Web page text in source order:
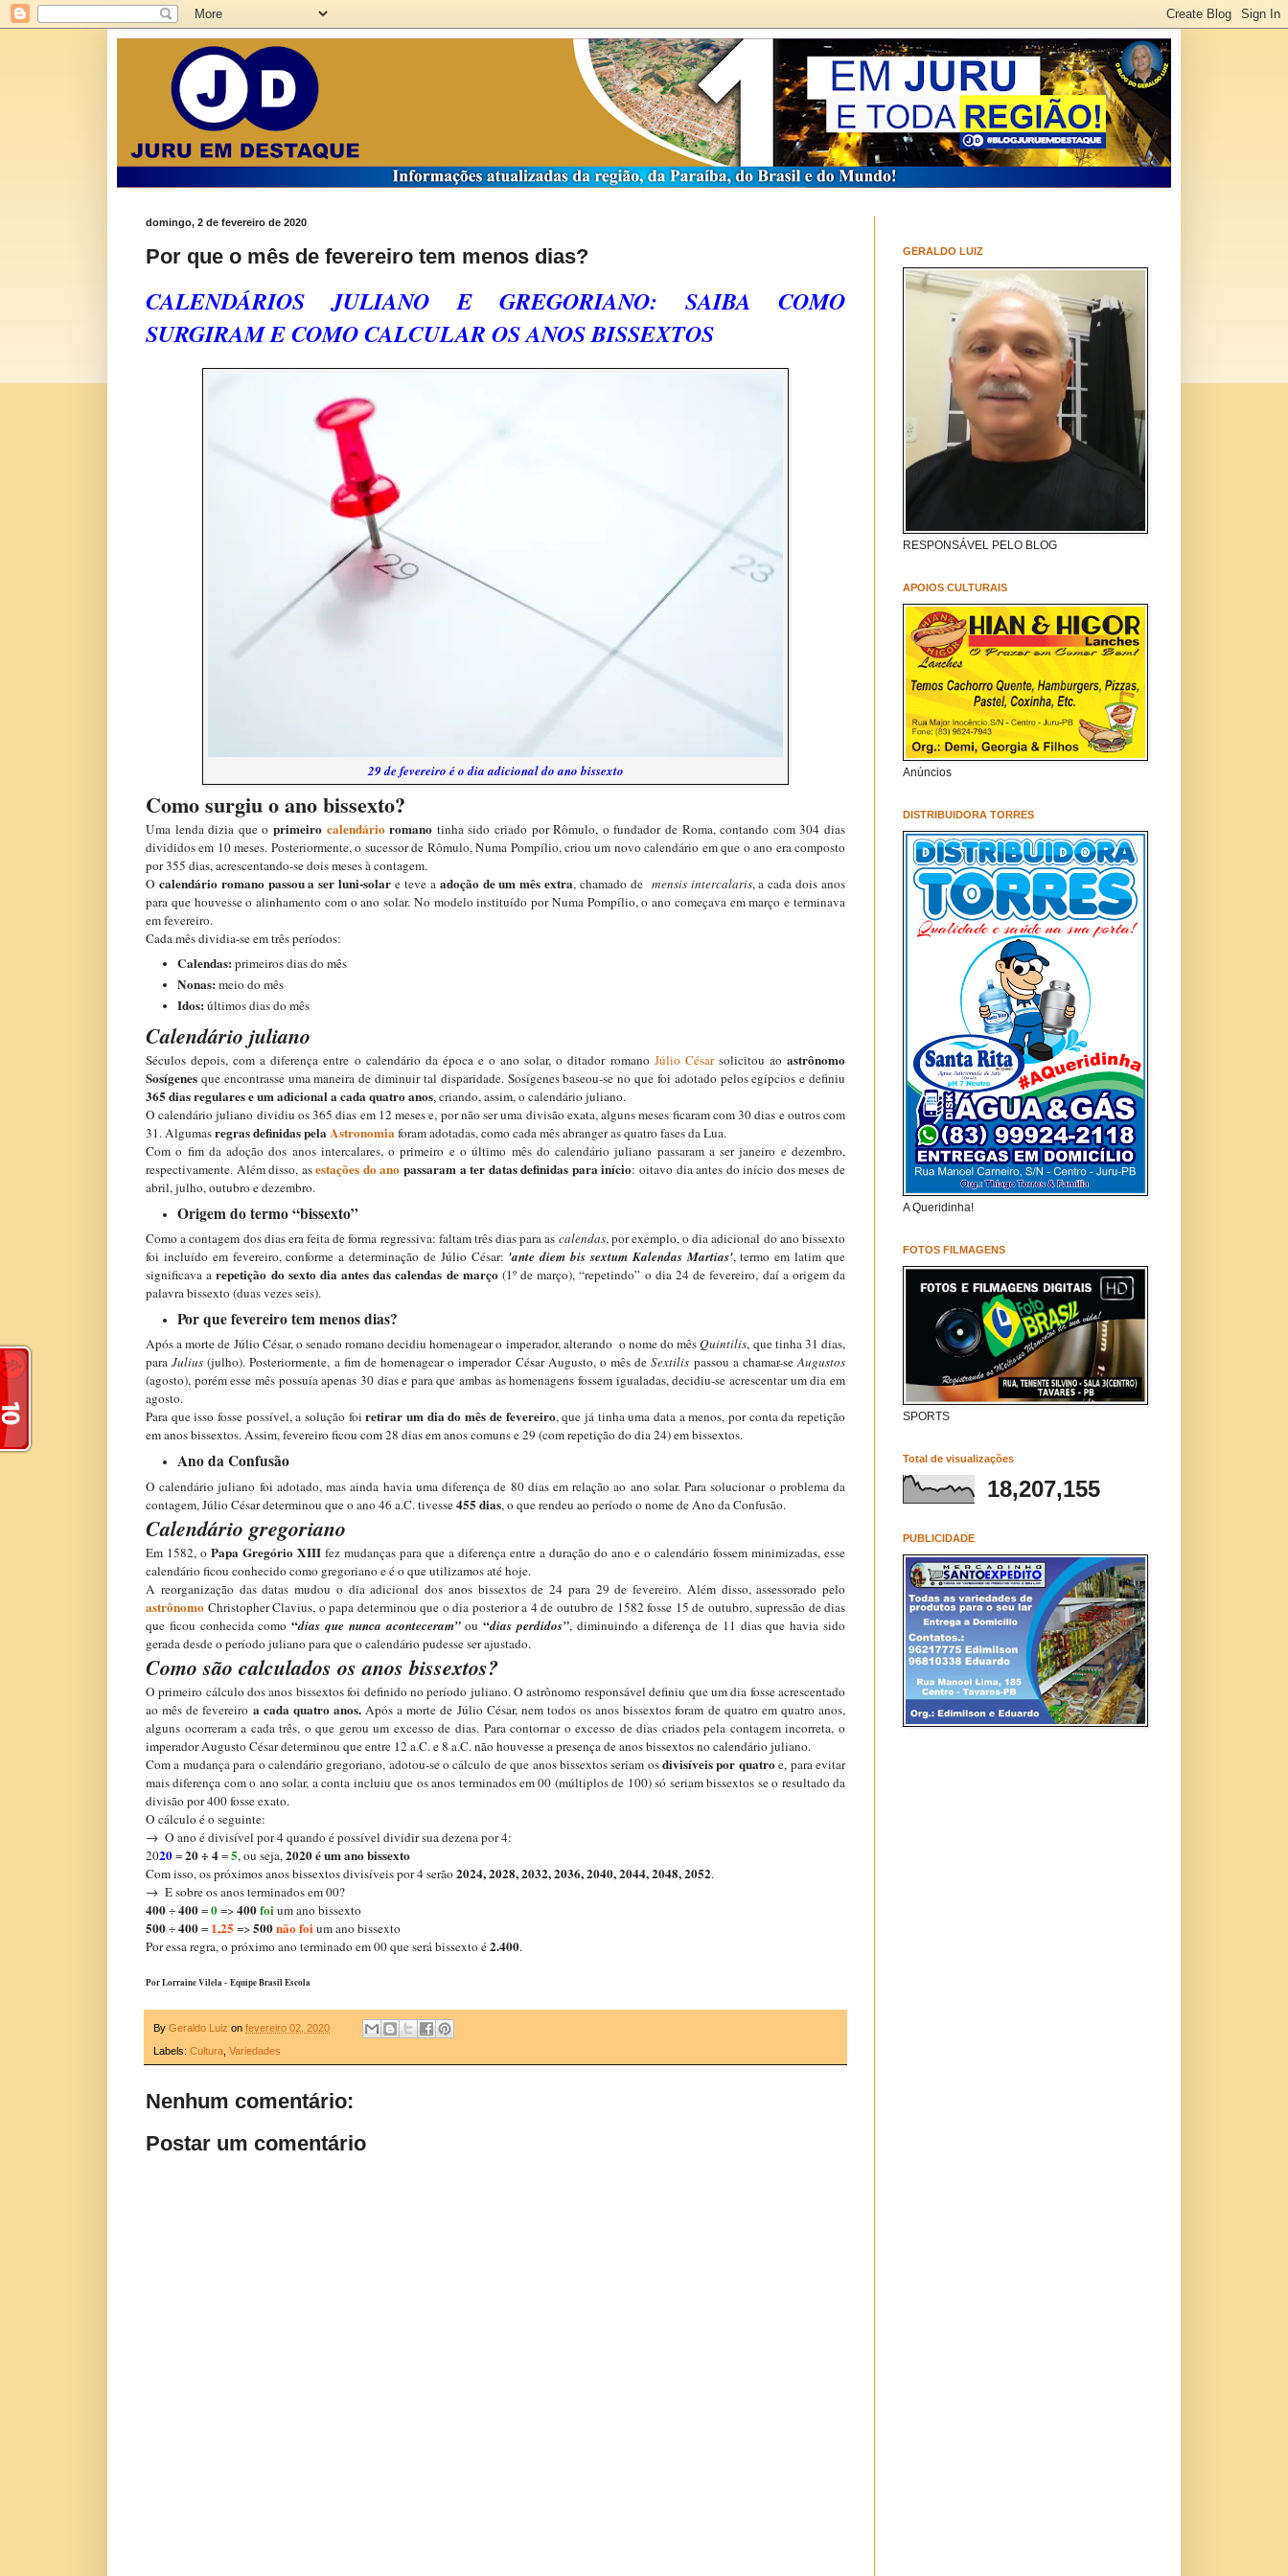
domingo, 2 de fevereiro de 2020
Por que o mês de fevereiro tem menos dias?
CALENDÁRIOS JULIANO E GREGORIANO: SAIBA COMO
SURGIRAM E COMO CALCULAR OS ANOS BISSEXTOS
29 de fevereiro é o dia adicional do ano bissexto
Como surgiu o ano bissexto?
Uma lenda dizia que o primeiro calendárioromano tinha sido criado por Rômulo, o fundador de Roma, contando com 304 dias
divididos em 10 meses. Posteriormente, o sucessor de Rômulo, Numa Pompílio, criou um novo calendário em que o ano era composto
por 355 dias, acrescentando-se dois meses à contagem.
O calendário romano passou a ser luni-solar e teve a adoção de um mês extra, chamado de mensis intercalaris, a cada dois anos
para que houvesse o alinhamento com o ano solar. No modelo instituído por Numa Pompílio, o ano começava em março e terminava
em fevereiro.
Cada mês dividia-se em três períodos:
Calendas:primeiros dias do mês
Nonas:meio do mês
Idos:últimos dias do mês
Calendário juliano
Séculos depois, com a diferença entre o calendário da época e o ano solar, o ditador romano Júlio Césarsolicitou aoastrônomo
Sosígenes que encontrasse uma maneira de diminuir tal disparidade. Sosígenes baseou-se no que foi adotado pelos egípcios e definiu
365 dias regulares e um adicional a cada quatro anos, criando, assim, o calendário juliano.
O calendário juliano dividiu os 365 dias em 12 meses e, por não ser uma divisão exata, alguns meses ficaram com 30 dias e outros com
31. Algumasregras definidas pelaAstronomiaforam adotadas, como cada mês abranger as quatro fases da Lua.
Com o fim da adoção dos anos intercalares, o primeiro e o último mês do calendário juliano passaram a ser janeiro e dezembro,
respectivamente. Além disso, asestações do ano passaram a ter datas definidas para início: oitavo dia antes do início dos meses de
abril, julho, outubro e dezembro.
Origem do termo “bissexto”
Como a contagem dos dias era feita de forma regressiva: faltam três dias para as calendas, por exemplo, o dia adicional do ano bissexto
foi incluído em fevereiro, conforme a determinação de Júlio César: 'ante diem bis sextum Kalendas Martias', termo em latim que
significava arepetição do sexto dia antes das calendas de março(1º de março), “repetindo” o dia 24 de fevereiro, daí a origem da
palavra bissexto (duas vezes seis).
Por que fevereiro tem menos dias?
Após a morte de Júlio César, o senado romano decidiu homenagear o imperador, alterando o nome do mêsQuintilis, que tinha 31 dias,
paraJulius (julho). Posteriormente, a fim de homenagear o imperador César Augusto, o mês deSextilis passou a chamar-seAugustos
(agosto), porém esse mês possuía apenas 30 dias e para que ambas as homenagens fossem igualadas, decidiu-se acrescentar um dia em
agosto.
Para que isso fosse possível, a solução foiretirar um dia do mês de fevereiro, que já tinha uma data a menos, por conta da repetição
em anos bissextos. Assim, fevereiro ficou com 28 dias em anos comuns e 29 (com repetição do dia 24) em bissextos.
Ano da Confusão
O calendário juliano foi adotado, mas ainda havia uma diferença de 80 dias em relação ao ano solar. Para solucionar o problema da
contagem, Júlio César determinou que o ano 46 a.C. tivesse455 dias, o que rendeu ao período o nome de Ano da Confusão.
Calendário gregoriano
Em 1582, o Papa Gregório XIII fez mudanças para que a diferença entre a duração do ano e o calendário fossem minimizadas, esse
calendário ficou conhecido como gregoriano e é o que utilizamos até hoje.
A reorganização das datas mudou o dia adicional dos anos bissextos de 24 para 29 de fevereiro. Além disso, assessorado pelo
astrônomo Christopher Clavius, o papa determinou que o dia posterior a 4 de outubro de 1582 fosse 15 de outubro, supressão de dias
que ficou conhecida como“dias que nunca aconteceram”ou“dias perdidos”, diminuindo a diferença de 11 dias que havia sido
gerada desde o período juliano para que o calendário pudesse ser ajustado.
Como são calculados os anos bissextos?
O primeiro cálculo dos anos bissextos foi definido no período juliano. O astrônomo responsável definiu que um dia fosse acrescentado
ao mês de fevereiro a cada quatro anos.Após a morte de Júlio César, nem todos os anos bissextos foram de quatro em quatro anos,
alguns ocorreram a cada três, o que gerou um excesso de dias. Para contornar o excesso de dias criados pela contagem incorreta, o
imperador Augusto César determinou que entre 12 a.C. e 8 a.C. não houvesse a presença de anos bissextos no calendário juliano.
Com a mudança para o calendário gregoriano, adotou-se o cálculo de que anos bissextos seriam osdivisíveis por quatroe, para evitar
mais diferença com o ano solar, a conta incluiu que os anos terminados em 00 (múltiplos de 100) só seriam bissextos se o resultado da
divisão por 400 fosse exato.
O cálculo é o seguinte:
→ O ano é divisível por 4 quando é possível dividir sua dezena por 4:
2020=20 ÷ 4=5, ou seja,2020 é um ano bissexto
Com isso, os próximos anos bissextos divisíveis por 4 serão2024, 2028, 2032, 2036, 2040, 2044, 2048, 2052.
→ E sobre os anos terminados em 00?
400÷400=0=>400foium ano bissexto
500÷400= 1,25 =>500não foium ano bissexto
Por essa regra, o próximo ano terminado em 00 que será bissexto é2.400.
Por Lorraine Vilela - Equipe Brasil Escola
By Geraldo Luiz on fevereiro 02, 2020
Labels: Cultura Variedades
Nenhum comentário:
Postar um comentário
GERALDO LUIZ
RESPONSÁVEL PELO BLOG
APOIOS CULTURAIS
Anúncios
DISTRIBUIDORA TORRES
A Queridinha!
FOTOS FILMAGENS
SPORTS
Total de visualizações
18,207,155
PUBLICIDADE